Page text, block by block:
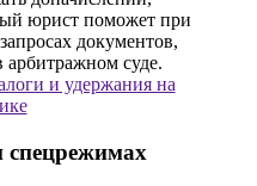
и удержания на